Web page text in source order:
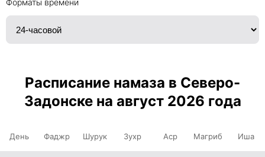
Форматы времени
Расписание намаза в Северо-
Задонске на август 2026 года
День Фаджр Шурук Зухр Аср Магриб Иша